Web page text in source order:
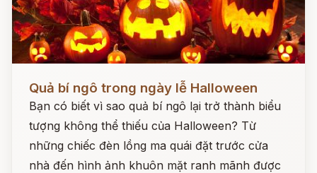
Quả bí ngô trong ngày lễ Halloween
Bạn có biết vì sao quả bí ngô lại trở thành biểu
tượng không thể thiếu của Halloween? Từ
những chiếc đèn lồng ma quái đặt trước cửa
nhà đến hình ảnh khuôn mặt ranh mãnh được